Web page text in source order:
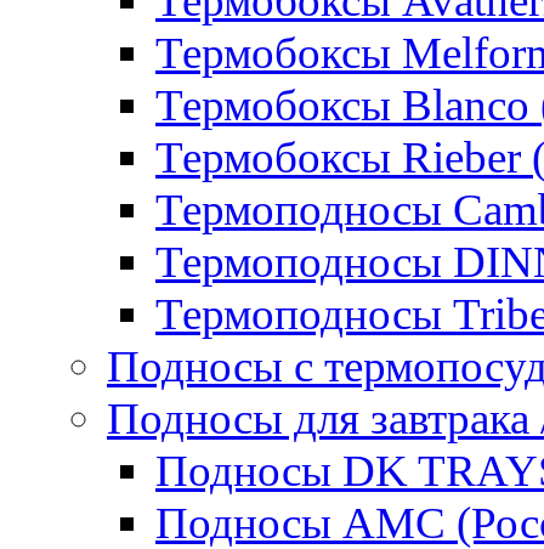
Термобоксы
Термобоксы Blanco
Термобоксы Rieber
Термоподносы
Термоподносы
Термоподносы
Подносы с
Подносы для завтрака
Подносы DK
Подносы AMC